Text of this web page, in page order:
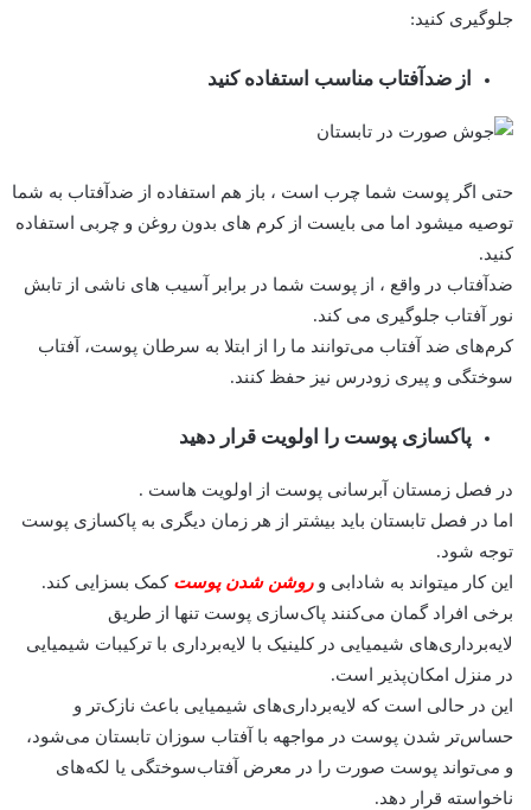
جلوگیری کنید:
از ضدآفتاب مناسب استفاده کنید
حتی اگر پوست شما چرب است ، باز هم استفاده از ضدآفتاب به شما
توصیه میشود اما می بایست از کرم های بدون روغن و چربی استفاده
کنید.
ضدآفتاب در واقع ، از پوست شما در برابر آسیب های ناشی از تابش
نور آفتاب جلوگیری می کند.
کرم‌های ضد آفتاب می‌توانند ما را از ابتلا به سرطان پوست، آفتاب
سوختگی و پیری زودرس نیز حفظ کنند.
پاکسازی پوست را اولویت قرار دهید
در فصل زمستان آبرسانی پوست از اولویت هاست .
اما در فصل تابستان باید بیشتر از هر زمان دیگری به پاکسازی پوست
توجه شود.
این کار میتواند به شادابی وروشن شدن پوست کمک بسزایی کند.
برخی افراد گمان می‌کنند پاک‌سازی پوست تنها از طریق
لایه‌برداری‌های شیمیایی در کلینیک با لایه‌برداری با ترکیبات شیمیایی
در منزل امکان‌پذیر است.
این در حالی است که لایه‌برداری‌های شیمیایی باعث نازک‌تر و
حساس‌تر شدن پوست در مواجهه با آفتاب سوزان تابستان می‌شود،
و می‌تواند پوست صورت را در معرض آفتاب‌سوختگی یا لکه‌های
ناخواسته قرار دهد.